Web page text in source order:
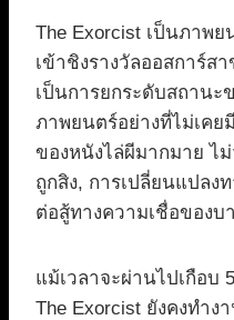
The Exorcist เป็นภาพ
เข้าชิงรางวัลออสการ์ส
เป็นการยกระดับสถานะ
ภาพยนตร์อย่างที่ไม่เค
ของหนังไล่ผีมากมาย ไ
ถูกสิง, การเปลี่ยนแปลง
ต่อสู้ทางความเชื่อของบ
แม้เวลาจะผ่านไปเกือบ
The Exorcist ยังคงทำง